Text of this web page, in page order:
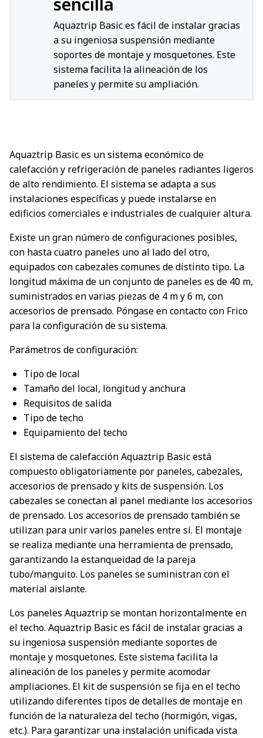
Aquaztrip Basic es fácil de instalar gracias
a su ingeniosa suspensión mediante
soportes de montaje y mosquetones. Este
sistema facilita la alineación de los
paneles y permite su ampliación.
Aquaztrip Basic es un sistema económico de
calefacción y refrigeración de paneles radiantes ligeros
de alto rendimiento. El sistema se adapta a sus
instalaciones específicas y puede instalarse en
edificios comerciales e industriales de cualquier altura.
Existe un gran número de configuraciones posibles,
con hasta cuatro paneles uno al lado del otro,
equipados con cabezales comunes de distinto tipo. La
longitud máxima de un conjunto de paneles es de 40 m,
suministrados en varias piezas de 4 m y 6 m, con
accesorios de prensado. Póngase en contacto con Frico
para la configuración de su sistema.
Parámetros de configuración:
Tipo de local
Tamaño del local, longitud y anchura
Requisitos de salida
Tipo de techo
Equipamiento del techo
El sistema de calefacción Aquaztrip Basic está
compuesto obligatoriamente por paneles, cabezales,
accesorios de prensado y kits de suspensión. Los
cabezales se conectan al panel mediante los accesorios
de prensado. Los accesorios de prensado también se
utilizan para unir varios paneles entre sí. El montaje
se realiza mediante una herramienta de prensado,
garantizando la estanqueidad de la pareja
tubo/manguito. Los paneles se suministran con el
material aislante.
Los paneles Aquaztrip se montan horizontalmente en
el techo. Aquaztrip Basic es fácil de instalar gracias a
su ingeniosa suspensión mediante soportes de
montaje y mosquetones. Este sistema facilita la
alineación de los paneles y permite acomodar
ampliaciones. El kit de suspensión se fija en el techo
utilizando diferentes tipos de detalles de montaje en
función de la naturaleza del techo (hormigón, vigas,
etc.). Para garantizar una instalación unificada vista